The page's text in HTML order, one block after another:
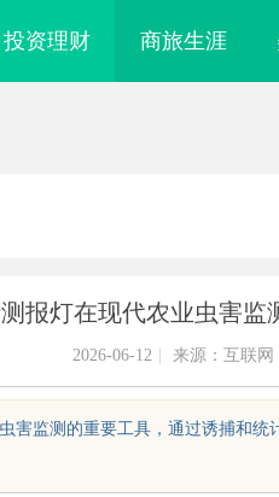
投资理财 商旅生涯
报灯在现代农业虫害
2026-06-12 来源：互联网
害监测的重要工具，通过诱捕和